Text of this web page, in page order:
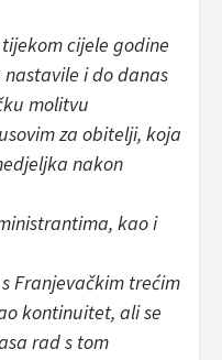
cijele godine
nastavile i do danas
molitvu
za obitelji, koja
nakon
kao i
Franjevačkim trećim
kontinuitet, ali se
rad s tom